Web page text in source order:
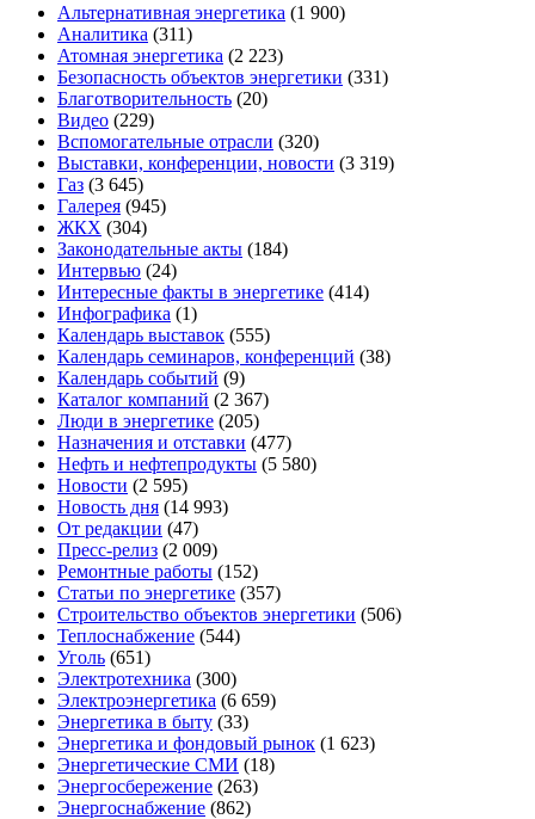
Альтернативная энергетика (1 900)
Аналитика (311)
Атомная энергетика (2 223)
Безопасность объектов энергетики (331)
Благотворительность (20)
Видео (229)
Вспомогательные отрасли (320)
Выставки, конференции, новости (3 319)
Газ (3 645)
Галерея (945)
ЖКХ (304)
Законодательные акты (184)
Интервью (24)
Интересные факты в энергетике (414)
Инфографика (1)
Календарь выставок (555)
Календарь семинаров, конференций (38)
Календарь событий (9)
Каталог компаний (2 367)
Люди в энергетике (205)
Назначения и отставки (477)
Нефть и нефтепродукты (5 580)
Новости (2 595)
Новость дня (14 993)
От редакции (47)
Пресс-релиз (2 009)
Ремонтные работы (152)
Статьи по энергетике (357)
Строительство объектов энергетики (506)
Теплоснабжение (544)
Уголь (651)
Электротехника (300)
Электроэнергетика (6 659)
Энергетика в быту (33)
Энергетика и фондовый рынок (1 623)
Энергетические СМИ (18)
Энергосбережение (263)
Энергоснабжение (862)